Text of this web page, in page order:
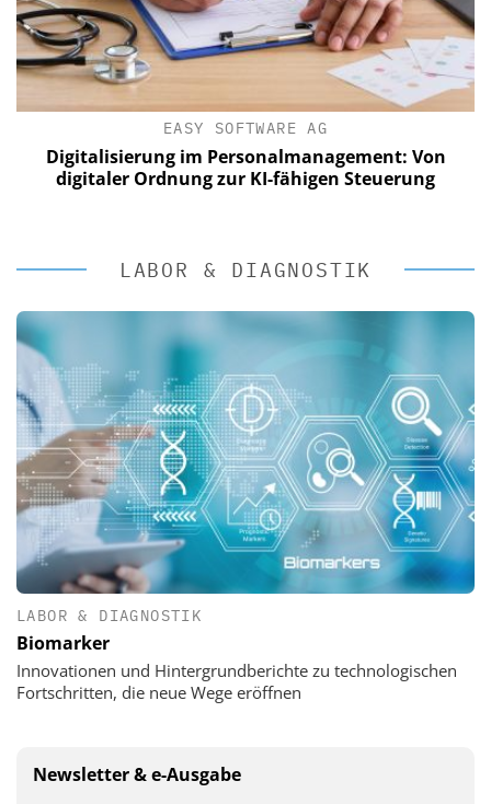
EASY SOFTWARE AG
Digitalisierung im Personalmanagement: Von
digitaler Ordnung zur KI-fähigen Steuerung
LABOR & DIAGNOSTIK
LABOR & DIAGNOSTIK
Biomarker
Innovationen und Hintergrundberichte zu technologischen
Fortschritten, die neue Wege eröffnen
Newsletter & e-Ausgabe